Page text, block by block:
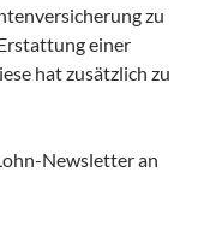
zu
einer
hat zusätzlich zu
Newsletter an